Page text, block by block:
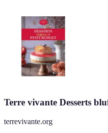
Terre vivante Desserts
terrevivante.org